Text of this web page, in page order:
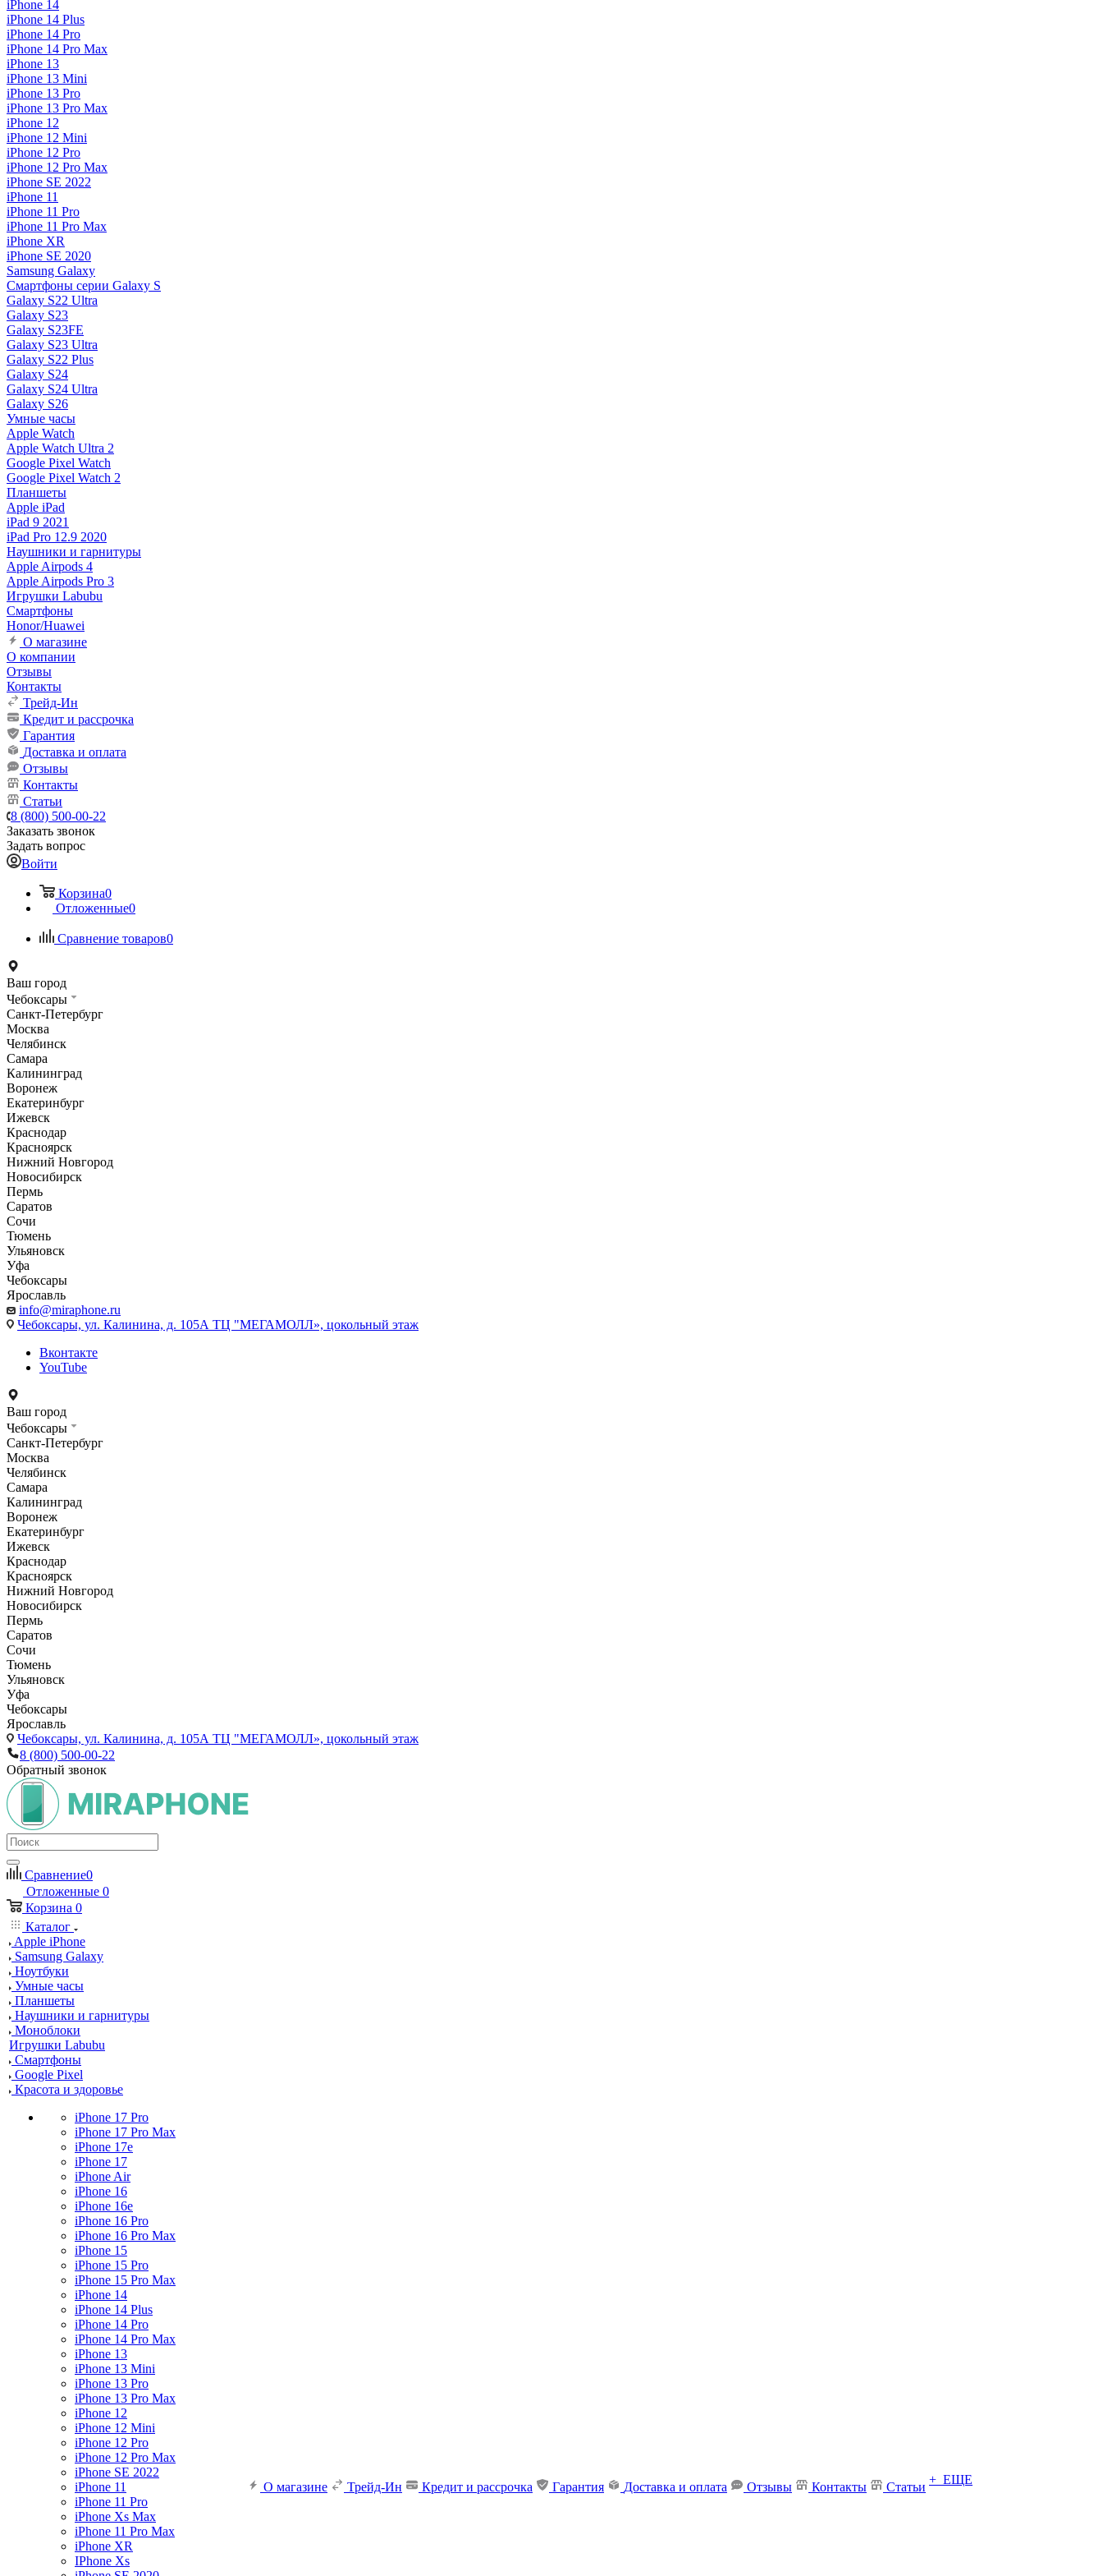
iPhone 14
iPhone 14 Plus
iPhone 14 Pro
iPhone 14 Pro Max
iPhone 13
iPhone 13 Mini
iPhone 13 Pro
iPhone 13 Pro Max
iPhone 12
iPhone 12 Mini
iPhone 12 Pro
iPhone 12 Pro Max
iPhone SE 2022
iPhone 11
iPhone 11 Pro
iPhone 11 Pro Max
iPhone XR
iPhone SE 2020
Samsung Galaxy
Смартфоны серии Galaxy S
Galaxy S22 Ultra
Galaxy S23
Galaxy S23FE
Galaxy S23 Ultra
Galaxy S22 Plus
Galaxy S24
Galaxy S24 Ultra
Galaxy S26
Умные часы
Apple Watch
Apple Watch Ultra 2
Google Pixel Watch
Google Pixel Watch 2
Планшеты
Apple iPad
iPad 9 2021
iPad Pro 12.9 2020
Наушники и гарнитуры
Apple Airpods 4
Apple Airpods Pro 3
Игрушки Labubu
Смартфоны
Honor/Huawei
О магазине
О компании
Отзывы
Контакты
Трейд-Ин
Кредит и рассрочка
Гарантия
Доставка и оплата
Отзывы
Контакты
Статьи
8 (800) 500-00-22
Заказать звонок
Задать вопрос
Войти
Корзина0
Отложенные0
Сравнение товаров0
Ваш город
Чебоксары
Санкт-Петербург
Москва
Челябинск
Самара
Калининград
Воронеж
Екатеринбург
Ижевск
Краснодар
Красноярск
Нижний Новгород
Новосибирск
Пермь
Саратов
Сочи
Тюмень
Ульяновск
Уфа
Чебоксары
Ярославль
info@miraphone.ru
Чебоксары, ул. Калинина, д. 105А ТЦ "МЕГАМОЛЛ», цокольный этаж
Вконтакте
YouTube
Ваш город
Чебоксары
Санкт-Петербург
Москва
Челябинск
Самара
Калининград
Воронеж
Екатеринбург
Ижевск
Краснодар
Красноярск
Нижний Новгород
Новосибирск
Пермь
Саратов
Сочи
Тюмень
Ульяновск
Уфа
Чебоксары
Ярославль
Чебоксары, ул. Калинина, д. 105А ТЦ "МЕГАМОЛЛ», цокольный этаж
8 (800) 500-00-22
Обратный звонок
Сравнение0
Отложенные 0
Корзина 0
Каталог
Apple iPhone
Samsung Galaxy
Ноутбуки
Умные часы
Планшеты
Наушники и гарнитуры
Моноблоки
Игрушки Labubu
Смартфоны
Google Pixel
Красота и здоровье
iPhone 17 Pro
iPhone 17 Pro Max
iPhone 17e
iPhone 17
iPhone Air
iPhone 16
iPhone 16e
iPhone 16 Pro
iPhone 16 Pro Max
iPhone 15
iPhone 15 Pro
iPhone 15 Pro Max
iPhone 14
iPhone 14 Plus
iPhone 14 Pro
iPhone 14 Pro Max
iPhone 13
iPhone 13 Mini
iPhone 13 Pro
iPhone 13 Pro Max
iPhone 12
iPhone 12 Mini
iPhone 12 Pro
iPhone 12 Pro Max
iPhone SE 2022
iPhone 11
iPhone 11 Pro
iPhone Xs Max
iPhone 11 Pro Max
iPhone XR
IPhone Xs
О магазине Трейд-Ин Кредит и рассрочка Гарантия Доставка и оплата Отзывы Контакты Статьи
+ ЕЩЕ